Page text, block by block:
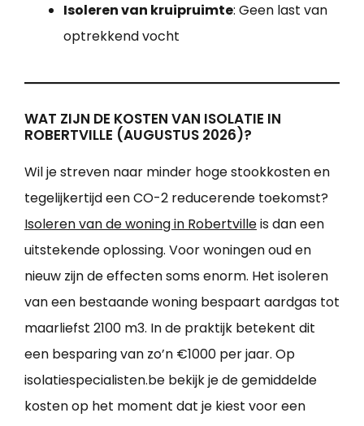
Isoleren van kruipruimte: Geen last van
optrekkend vocht
WAT ZIJN DE KOSTEN VAN ISOLATIE IN
ROBERTVILLE (AUGUSTUS 2026)?
Wil je streven naar minder hoge stookkosten en
tegelijkertijd een CO-2 reducerende toekomst?
Isoleren van de woning in Robertvilleis dan een
uitstekende oplossing. Voor woningen oud en
nieuw zijn de effecten soms enorm. Het isoleren
van een bestaande woning bespaart aardgas tot
maarliefst 2100 m3. In de praktijk betekent dit
een besparing van zo’n €1000 per jaar. Op
isolatiespecialisten.be bekijk je de gemiddelde
kosten op het moment dat je kiest voor een